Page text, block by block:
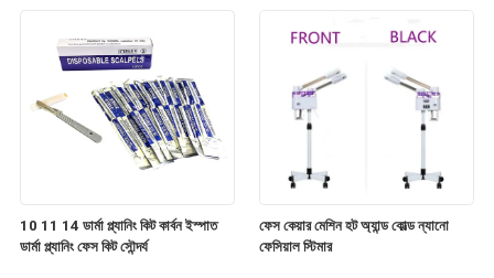
10 11 14 ডার্মা প্ল্যানিং কিট কার্বন ইস্পাত
ডার্মা প্ল্যানিং ফেস কিট সৌন্দর্য
ফেস কেয়ার মেশিন হট অ্যান্ড কোল্ড ন্যানো
ফেসিয়াল স্টিমার